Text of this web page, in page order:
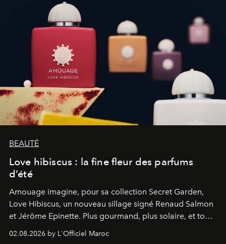
BEAUTÉ
Love hibiscus : la fine fleur des parfums
d’été
Amouage imagine, pour sa collection Secret Garden,
Love Hibiscus, un nouveau sillage signé Renaud Salmon
et Jérôme Epinette. Plus gourmand, plus solaire, et tout
à fait irrésistible.
02.08.2026 by L'Officiel Maroc